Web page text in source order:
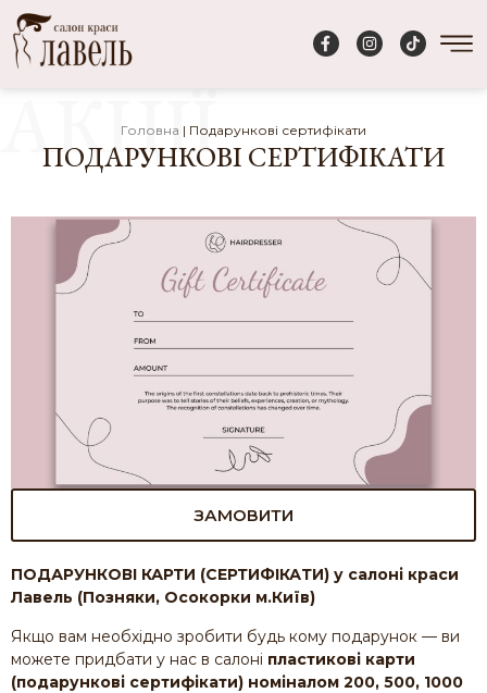
АКЦІЇ
Головна | Подарункові сертифікати
ПОДАРУНКОВІ СЕРТИФІКАТИ
ЗАМОВИТИ
ПОДАРУНКОВІ КАРТИ (СЕРТИФІКАТИ) у салоні краси
Лавель (Позняки, Осокорки м.Київ)
Якщо вам необхідно зробити будь кому подарунок — ви
можете придбати у нас в салоні пластикові карти
(подарункові сертифікати) номіналом 200, 500, 1000